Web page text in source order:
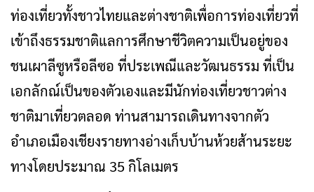
ท่องเที่ยวทั้งชาวไทยและต่างชาติเพื่อการท่องเที่ยวที่
เข้าถึงธรรมชาติแลการศึกษาชีวิตความเป็นอยู่ของ
ชนเผาลีซูหรือลีซอ ที่ประเพณีและวัฒนธรรม ที่เป็น
เอกลักณ์เป็นของตัวเองและมีนักท่องเที่ยวชาวต่าง
ชาติมาเที่ยวตลอด ท่านสามารถเดินทางจากตัว
อำเภอเมืองเชียงรายทางอ่างเก็บบ้านห้วยส้านระยะ
ทางโดยประมาณ 35 กิโลเมตร